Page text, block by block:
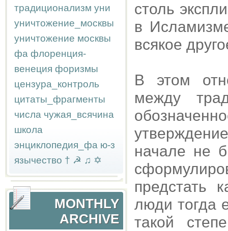
традиционализм уни
уничтожение_москвы
уничтожение москвы
фа флоренция-
венеция форизмы
цензура_контроль
цитаты_фрагменты
числа чужая_всячина
школа
энциклопедия_фа ю-з
язычество † ☭ ♫ ✡
MONTHLY
ARCHIVE
столь
в
всякое
В этом
между
начале не
предстать
люди тогда
такой